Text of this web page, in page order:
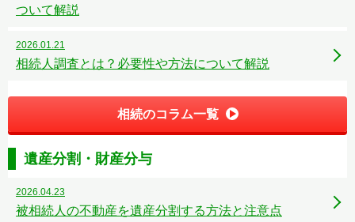
ついて解説
2026.01.21
相続人調査とは？必要性や方法について解説
相続のコラム一覧
遺産分割・財産分与
2026.04.23
被相続人の不動産を遺産分割する方法と注意点